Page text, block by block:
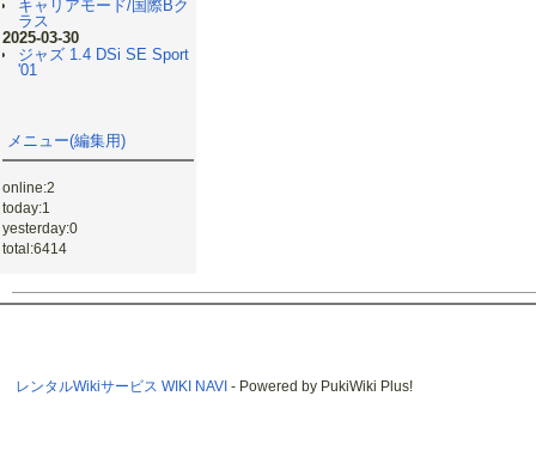
キャリアモード/国際Bク
ラス
2025-03-30
ジャズ 1.4 DSi SE Sport
'01
メニュー(編集用)
online:2
today:1
yesterday:0
total:6414
レンタルWikiサービス WIKI NAVI - Powered by PukiWiki Plus!